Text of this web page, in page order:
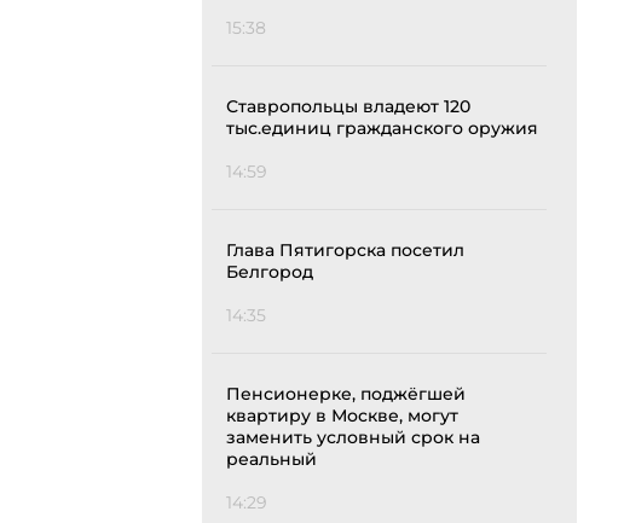
15:38
Ставропольцы владеют 120
тыс.единиц гражданского оружия
14:59
Глава Пятигорска посетил
Белгород
14:35
Пенсионерке, поджёгшей
квартиру в Москве, могут
заменить условный срок на
реальный
14:29